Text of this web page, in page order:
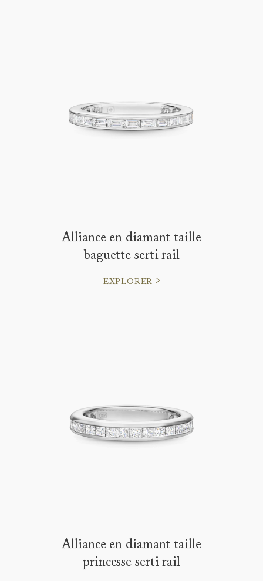
Alliance en diamant taille
baguette serti rail
EXPLORER
Alliance en diamant taille
princesse serti rail